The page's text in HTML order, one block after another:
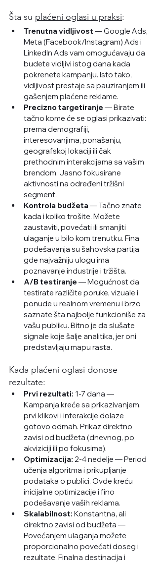
Šta su plaćeni oglasi u praksi:
Trenutna vidljivost — Google Ads,
Meta (Facebook/Instagram) Ads i
LinkedIn Ads vam omogućavaju da
budete vidljivi istog dana kada
pokrenete kampanju. Isto tako,
vidljivost prestaje sa pauziranjem ili
gašenjem plaćene reklame.
Precizno targetiranje — Birate
tačno kome će se oglasi prikazivati:
prema demografiji,
interesovanjima, ponašanju,
geografskoj lokaciji ili čak
prethodnim interakcijama sa vašim
brendom. Jasno fokusirane
aktivnosti na određeni tržišni
segment.
Kontrola budžeta — Tačno znate
kada i koliko trošite. Možete
zaustaviti, povećati ili smanjiti
ulaganje u bilo kom trenutku. Fina
podešavanja su šahovska partija
gde najvažniju ulogu ima
poznavanje industrije i tržišta.
A/B testiranje — Mogućnost da
testirate različite poruke, vizuale i
ponude u realnom vremenu i brzo
saznate šta najbolje funkcioniše za
vašu publiku. Bitno je da slušate
signale koje šalje analitika, jer oni
predstavljaju mapu rasta.
Kada plaćeni oglasi donose
rezultate:
Prvi rezultati: 1-7 dana —
Kampanja kreće sa prikazivanjem,
prvi klikovi i interakcije dolaze
gotovo odmah. Prikaz direktno
zavisi od budžeta (dnevnog, po
akviziciji ili po fokusima).
Optimizacija: 2-4 nedelje — Period
učenja algoritma i prikupljanje
podataka o publici. Ovde kreću
inicijalne optimizacije i fino
podešavanje vaših reklama.
Skalabilnost: Konstantna, ali
direktno zavisi od budžeta —
Povećanjem ulaganja možete
proporcionalno povećati doseg i
rezultate. Finalna destinacija i